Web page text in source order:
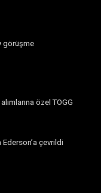
görüşme
özel TOGG
çevrildi